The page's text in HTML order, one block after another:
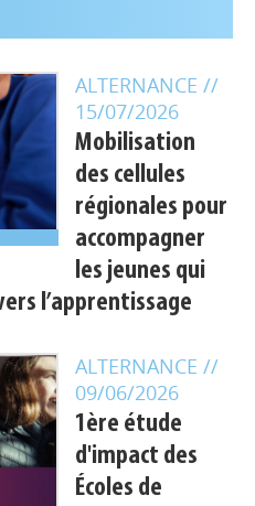
ALTERNANCE //
15/07/2026
Mobilisation
des cellules
régionales pour
accompagner
les jeunes qui
l’apprentissage
ALTERNANCE //
09/06/2026
1ère étude
d'impact des
Écoles de